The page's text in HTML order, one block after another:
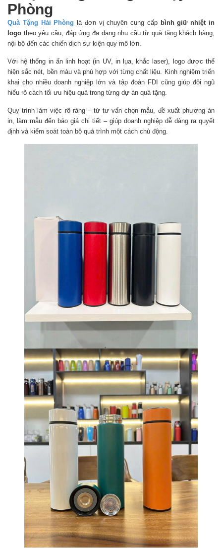
Phòng
Quà Tặng Hải Phòng là đơn vị chuyên cung cấp bình giữ nhiệt in
logo theo yêu cầu, đáp ứng đa dạng nhu cầu từ quà tặng khách hàng,
nội bộ đến các chiến dịch sự kiện quy mô lớn.
Với hệ thống in ấn linh hoạt (in UV, in lụa, khắc laser), logo được thể
hiện sắc nét, bền màu và phù hợp với từng chất liệu. Kinh nghiệm triển
khai cho nhiều doanh nghiệp lớn và tập đoàn FDI cũng giúp đội ngũ
hiểu rõ cách tối ưu hiệu quả trong từng dự án quà tặng.
Quy trình làm việc rõ ràng – từ tư vấn chọn mẫu, đề xuất phương án
in, làm mẫu đến báo giá chi tiết – giúp doanh nghiệp dễ dàng ra quyết
định và kiểm soát toàn bộ quá trình một cách chủ động.